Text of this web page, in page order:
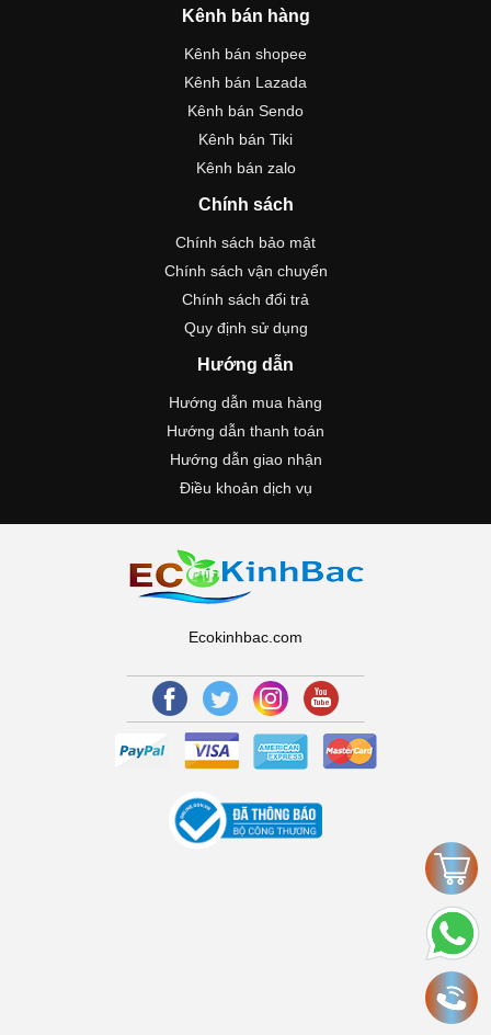
Kênh bán hàng
Kênh bán shopee
Kênh bán Lazada
Kênh bán Sendo
Kênh bán Tiki
Kênh bán zalo
Chính sách
Chính sách bảo mật
Chính sách vận chuyển
Chính sách đổi trả
Quy định sử dụng
Hướng dẫn
Hướng dẫn mua hàng
Hướng dẫn thanh toán
Hướng dẫn giao nhận
Điều khoản dịch vụ
Ecokinhbac.com